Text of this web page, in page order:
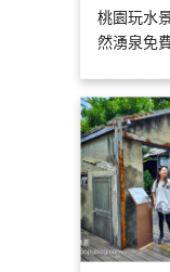
桃園玩水
然湧泉免